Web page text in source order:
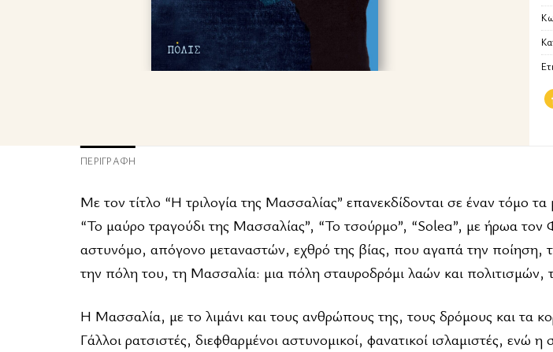
ΠΕΡΙΓΡΑΦΉ
Με τον τίτλο “Η τριλογία της Μασσαλίας” επανεκδίδονται σε έναν τόμο
“Το μαύρο τραγούδι της Μασσαλίας”, “Το τσούρμο”, “Solea”, με ήρωα
αστυνόμο, απόγονο μεταναστών, εχθρό της βίας, που αγαπά την ποίηση,
την πόλη του, τη Μασσαλία: μια πόλη σταυροδρόμι λαών και πολιτισμών,
Η Μασσαλία, με το λιμάνι και τους ανθρώπους της, τους δρόμους και τα
Γάλλοι ρατσιστές, διεφθαρμένοι αστυνομικοί, φανατικοί ισλαμιστές, ενώ